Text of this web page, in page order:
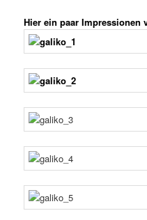
Hier ein paar Impressionen